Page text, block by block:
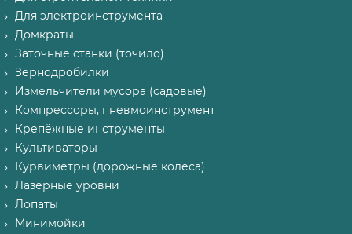
Для электроинструмента
Домкраты
Заточные станки (точило)
Зернодробилки
Измельчители мусора (садовые)
Компрессоры, пневмоинструмент
Крепёжные инструменты
Культиваторы
Курвиметры (дорожные колеса)
Лазерные уровни
Лопаты
Минимойки